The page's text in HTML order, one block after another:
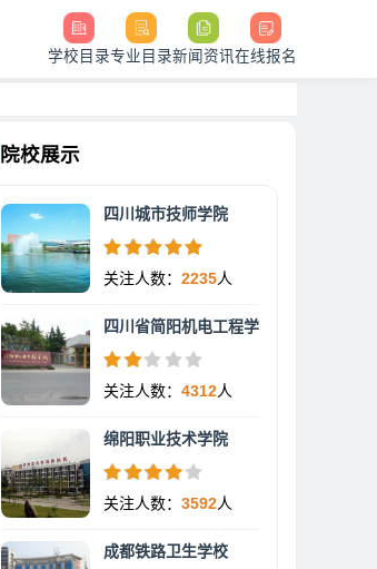
学校目录专业目录新闻资讯在线报名
院校展示
四川城市技师学院
关注人数： 2235人
四川省简阳机电工程学
关注人数： 4312人
绵阳职业技术学院
关注人数： 3592人
成都铁路卫生学校